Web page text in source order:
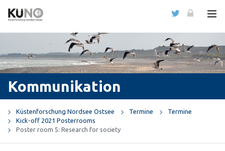
Kommunikation
Küstenforschung Nordsee Ostsee Termine
Termine
Kick-off 2021 Posterrooms
Poster room 5: Research for society